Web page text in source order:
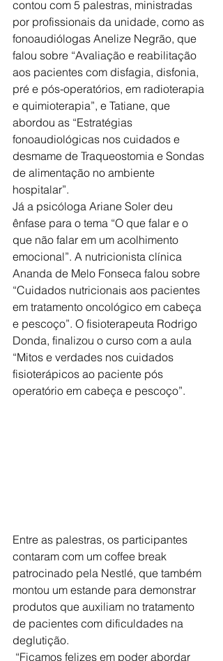
contou com 5 palestras, ministradas
por profissionais da unidade, como as
fonoaudiólogas Anelize Negrão, que
falou sobre “Avaliação e reabilitação
aos pacientes com disfagia, disfonia,
pré e pós-operatórios, em radioterapia
e quimioterapia”, e Tatiane, que
abordou as “Estratégias
fonoaudiológicas nos cuidados e
desmame de Traqueostomia e Sondas
de alimentação no ambiente
hospitalar”.
Já a psicóloga Ariane Soler deu
ênfase para o tema “O que falar e o
que não falar em um acolhimento
emocional”. A nutricionista clínica
Ananda de Melo Fonseca falou sobre
“Cuidados nutricionais aos pacientes
em tratamento oncológico em cabeça
e pescoço”. O fisioterapeuta Rodrigo
Donda, finalizou o curso com a aula
“Mitos e verdades nos cuidados
fisioterápicos ao paciente pós
operatório em cabeça e pescoço”.
Entre as palestras, os participantes
contaram com um coffee break
patrocinado pela Nestlé, que também
montou um estande para demonstrar
produtos que auxiliam no tratamento
de pacientes com dificuldades na
deglutição.